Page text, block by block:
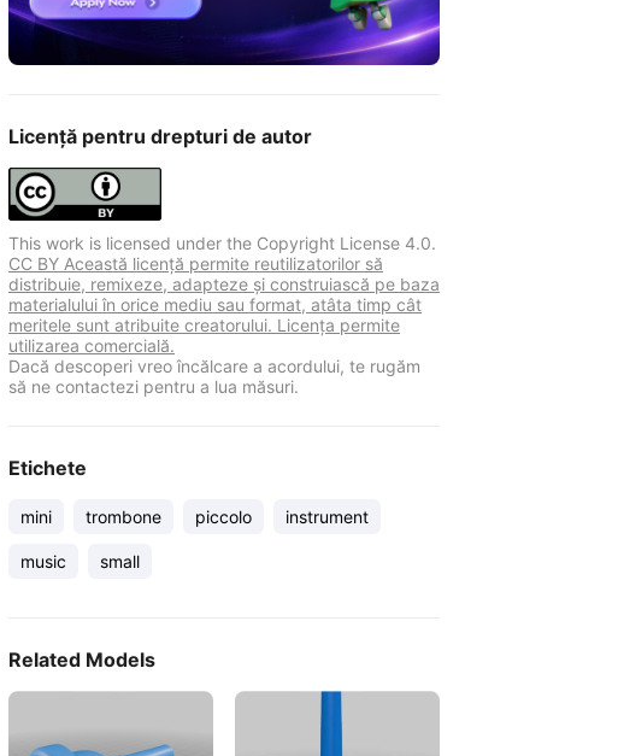
Licență pentru drepturi de autor
This work is licensed under the Copyright License 4.0.
CC BY Această licență permite reutilizatorilor să
distribuie, remixeze, adapteze și construiască pe baza
materialului în orice mediu sau format, atâta timp cât
meritele sunt atribuite creatorului. Licența permite
utilizarea comercială.
Dacă descoperi vreo încălcare a acordului, te rugăm
să ne contactezi pentru a lua măsuri.
Etichete
mini trombone piccolo instrument
music small
Related Models